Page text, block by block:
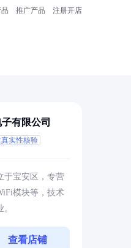
推广产品 注册开店
有限公司
实性核验
于宝安区，专营
模块等，技术
查看店铺